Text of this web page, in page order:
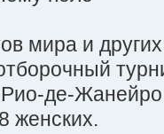
мира и
де-
женских.